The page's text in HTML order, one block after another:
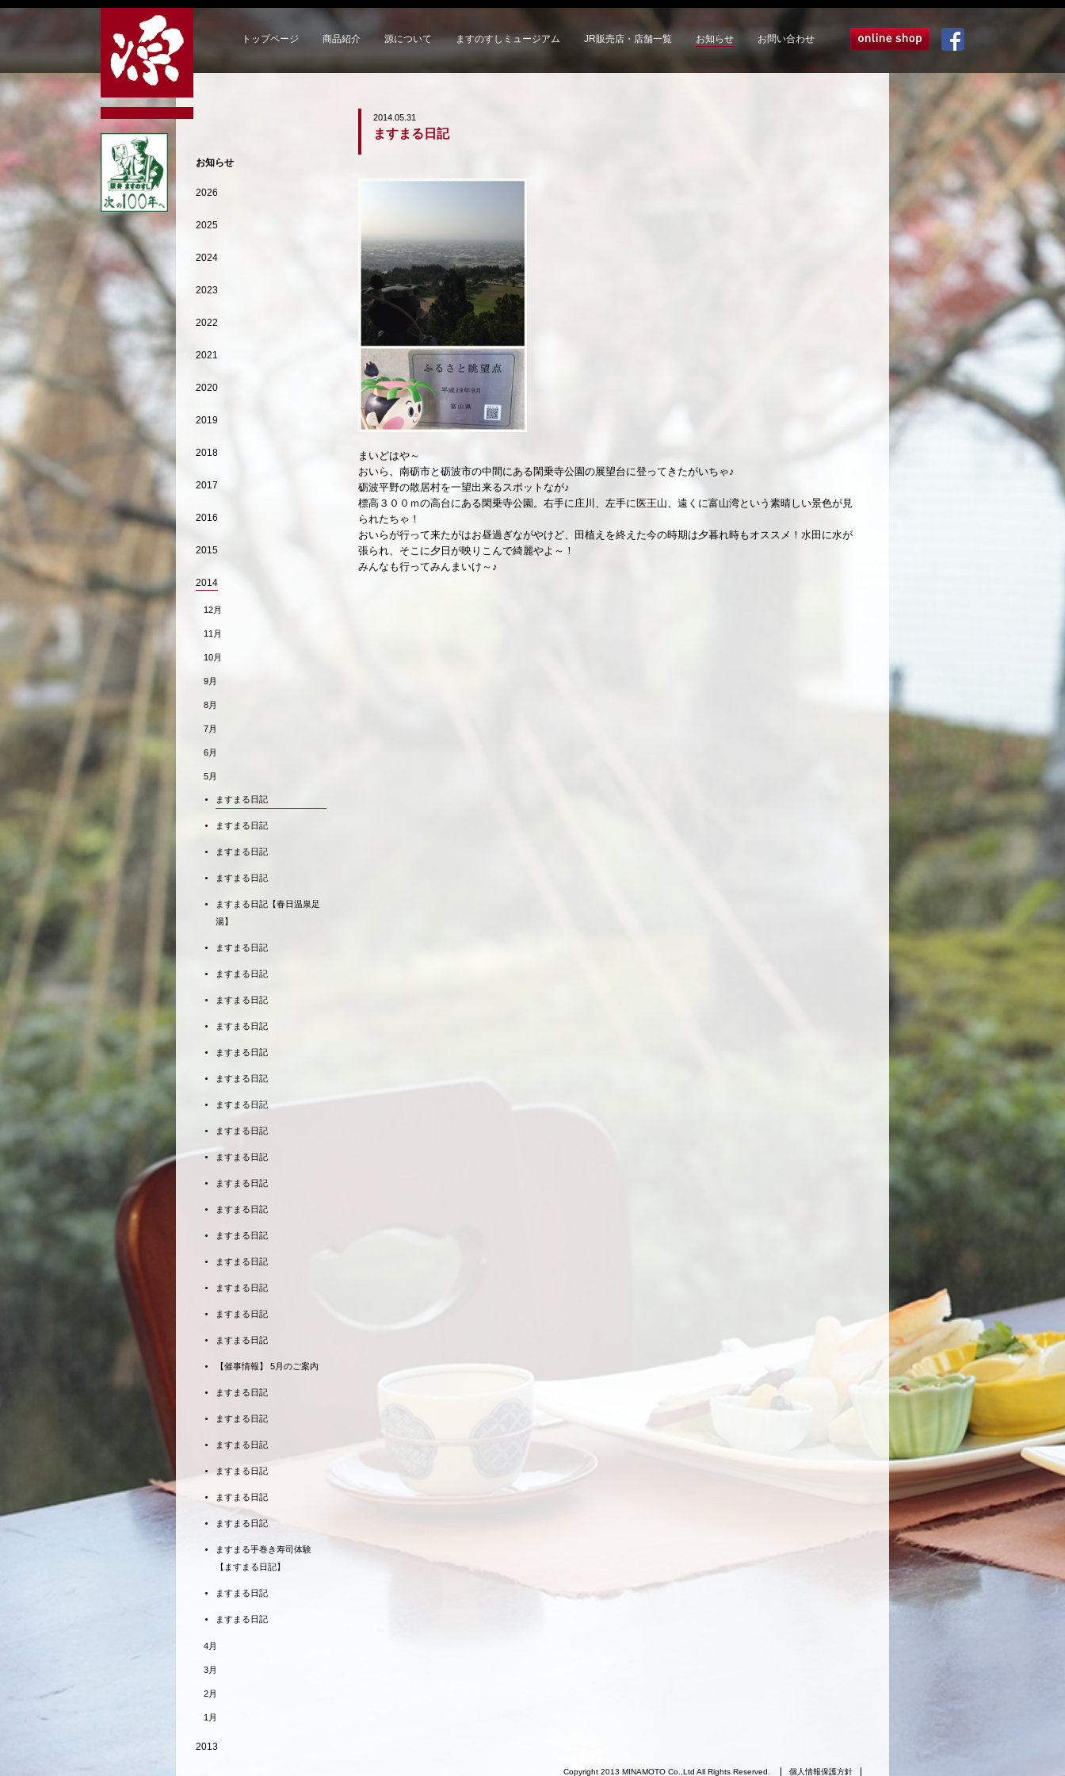
トップページ 商品紹介 源について ますのすしミュージアム JR販売店・店舗一覧 お知らせ お問い合わせ オンラインショップ
2014.05.31
ますまる日記
まいどはや～
おいら、南砺市と砺波市の中間にある閑乗寺公園の展望台に登ってきたがいちゃ♪
砺波平野の散居村を一望出来るスポットなが♪
標高３００ｍの高台にある閑乗寺公園。右手に庄川、左手に医王山、遠くに富山湾という素晴しい景色が見
られたちゃ！
おいらが行って来たがはお昼過ぎながやけど、田植えを終えた今の時期は夕暮れ時もオススメ！水田に水が
張られ、そこに夕日が映りこんで綺麗やよ～！
みんなも行ってみんまいけ～♪
お知らせ
2026
2025
2024
2023
2022
2021
2020
2019
2018
2017
2016
2015
2014
12月
11月
10月
9月
8月
7月
6月
5月
ますまる日記
ますまる日記
ますまる日記
ますまる日記
ますまる日記【春日温泉足
湯】
ますまる日記
ますまる日記
ますまる日記
ますまる日記
ますまる日記
ますまる日記
ますまる日記
ますまる日記
ますまる日記
ますまる日記
ますまる日記
ますまる日記
ますまる日記
ますまる日記
ますまる日記
ますまる日記
【催事情報】 5月のご案内
ますまる日記
ますまる日記
ますまる日記
ますまる日記
ますまる日記
ますまる日記
ますまる手巻き寿司体験
【ますまる日記】
ますまる日記
ますまる日記
4月
3月
2月
1月
2013
Copyright 2013 MINAMOTO Co.,Ltd All Rights Reserved. 個人情報保護方針